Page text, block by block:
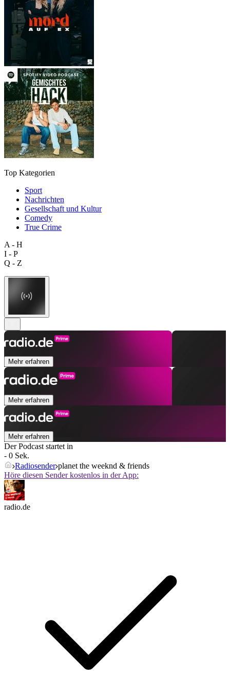
Top Kategorien
Sport
Nachrichten
Gesellschaft und Kultur
Comedy
True Crime
A - H
I - P
Q - Z
Mehr erfahren
Mehr erfahren
Mehr erfahren
Der Podcast startet in
- 0 Sek.
Radiosender planet the weeknd & friends
Höre diesen Sender kostenlos in der App:
radio.de